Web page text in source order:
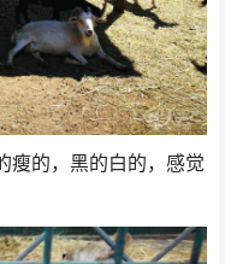
瘦的，黑的白的，感觉